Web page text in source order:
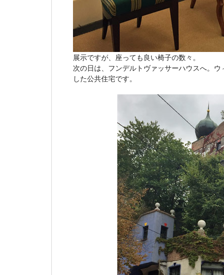
展示ですが、座っても良い椅子の数々。
次の日は、フンデルトヴァッサーハウスへ。
した公共住宅です。